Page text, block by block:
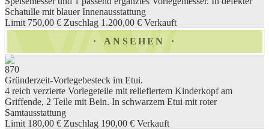
Schatulle mit blauer Innenausstattung
Limit 750,00 € Zuschlag 1.200,00 € Verkauft
ANSEHEN
870
Gründerzeit-Vorlegebesteck im Etui.
4 reich verzierte Vorlegeteile mit reliefiertem Kinderkopf am
Griffende, 2 Teile mit Bein. In schwarzem Etui mit roter
Samtausstattung
Limit 180,00 € Zuschlag 190,00 € Verkauft